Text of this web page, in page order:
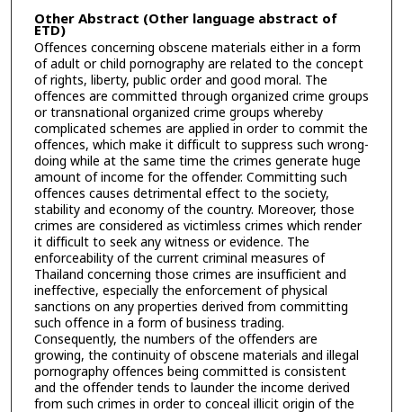
Other Abstract (Other language abstract of
ETD)
Offences concerning obscene materials either in a form
of adult or child pornography are related to the concept
of rights, liberty, public order and good moral. The
offences are committed through organized crime groups
or transnational organized crime groups whereby
complicated schemes are applied in order to commit the
offences, which make it difficult to suppress such wrong-
doing while at the same time the crimes generate huge
amount of income for the offender. Committing such
offences causes detrimental effect to the society,
stability and economy of the country. Moreover, those
crimes are considered as victimless crimes which render
it difficult to seek any witness or evidence. The
enforceability of the current criminal measures of
Thailand concerning those crimes are insufficient and
ineffective, especially the enforcement of physical
sanctions on any properties derived from committing
such offence in a form of business trading.
Consequently, the numbers of the offenders are
growing, the continuity of obscene materials and illegal
pornography offences being committed is consistent
and the offender tends to launder the income derived
from such crimes in order to conceal illicit origin of the